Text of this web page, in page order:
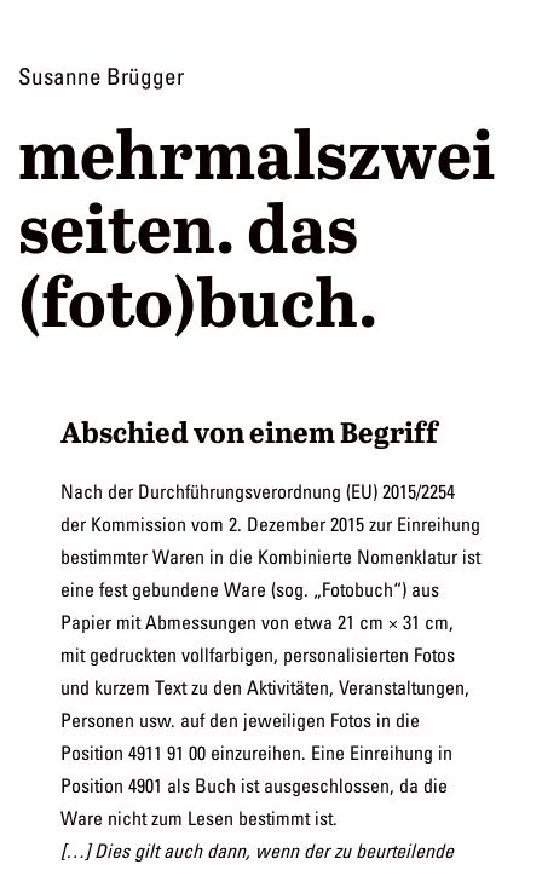
springen
Susanne Brügger
mehrmalszwei
seiten. das
(foto)buch.
Abschied von einem Begriff
Nach der Durchführungsverordnung (EU) 2015/2254
der Kommission vom 2. Dezember 2015 zur Einreihung
bestimmter Waren in die Kombinierte Nomenklatur ist
eine fest gebundene Ware (sog. „Fotobuch“) aus
Papier mit Abmessungen von etwa 21 cm × 31 cm,
mit gedruckten vollfarbigen, personalisierten Fotos
und kurzem Text zu den Aktivitäten, Veranstaltungen,
Personen usw. auf den jeweiligen Fotos in die
Position 4911 91 00 einzureihen. Eine Einreihung in
Position 4901 als Buch ist ausgeschlossen, da die
Ware nicht zum Lesen bestimmt ist.
[…] Dies gilt auch dann, wenn der zu beurteilende